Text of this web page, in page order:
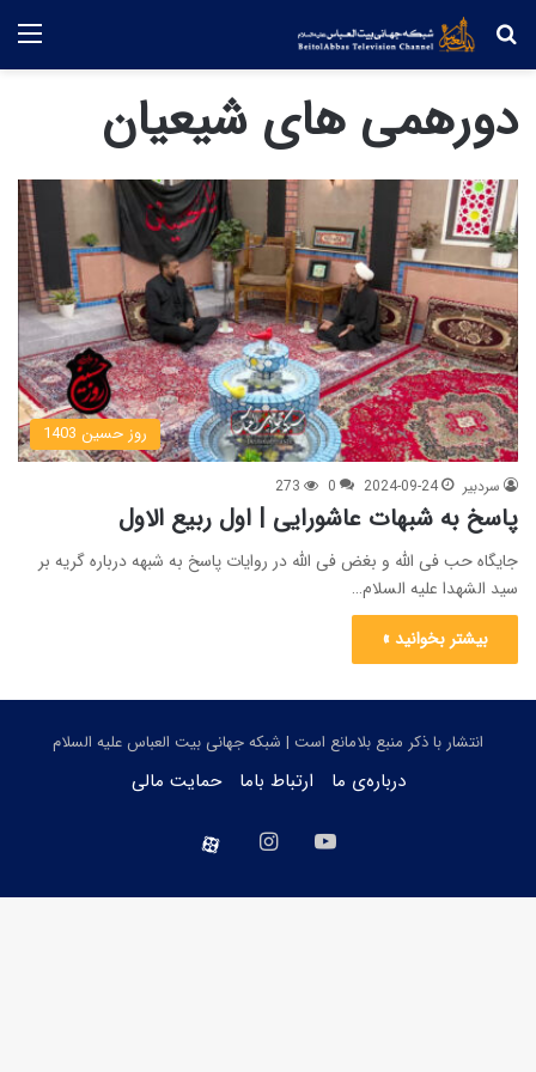
جستجو
دورهمی های شیعیان
روز حسین 1403
سردبیر 2024-09-24
0
273
پاسخ به شبهات عاشورایی | اول ربیع الاول
جایگاه حب فی الله و بغض فی الله در روایات پاسخ به شبهه درباره گریه بر
سید الشهدا علیه السلام…
بیشتر بخوانید »
انتشار با ذکر منبع بلامانع است | شبکه جهانی بیت العباس علیه السلام
درباره‌ی ما ارتباط باما حمایت مالی
یوتیوب اینستاگرام